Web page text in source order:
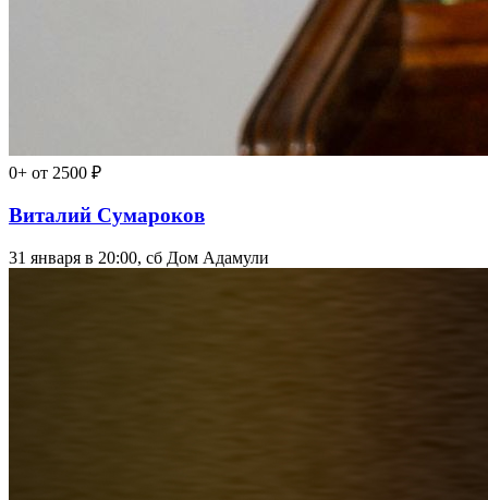
0+ от 2500 ₽
Виталий Сумароков
31 января в 20:00, сб Дом Адамули